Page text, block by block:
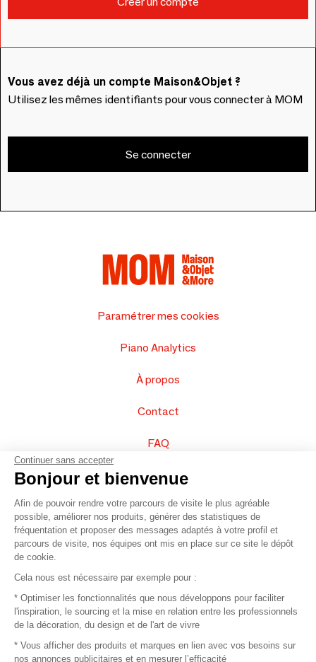
Vous avez déjà un compte Maison&Objet ?
Utilisez les mêmes identifiants pour vous connecter à MOM
Se connecter
Paramétrer mes cookies
Piano Analytics
À propos
Contact
FAQ
Vendez vos produits
Plan du site
© 2016 –Organisation SAFI
Recrutement
Continuer sans accepter
Bonjour et bienvenue
Afin de pouvoir rendre votre parcours de visite le plus agréable
possible, améliorer nos produits, générer des statistiques de
fréquentation et proposer des messages adaptés à votre profil et
parcours de visite, nos équipes ont mis en place sur ce site le dépôt
de cookie.
Cela nous est nécessaire par exemple pour :
* Optimiser les fonctionnalités que nous développons pour faciliter
l'inspiration, le sourcing et la mise en relation entre les professionnels
de la décoration, du design et de l'art de vivre
* Vous afficher des produits et marques en lien avec vos besoins sur
nos annonces publicitaires et en mesurer l’efficacité